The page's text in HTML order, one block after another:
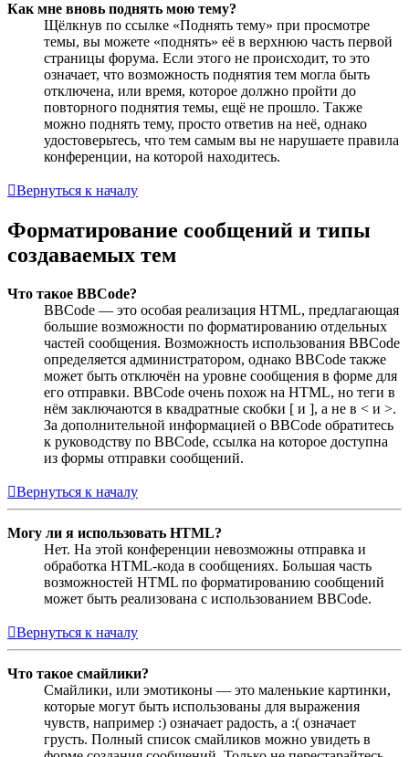
Как мне вновь поднять мою тему?
Щёлкнув по ссылке «Поднять тему» при просмотре
темы, вы можете «поднять» её в верхнюю часть первой
страницы форума. Если этого не происходит, то это
означает, что возможность поднятия тем могла быть
отключена, или время, которое должно пройти до
повторного поднятия темы, ещё не прошло. Также
можно поднять тему, просто ответив на неё, однако
удостоверьтесь, что тем самым вы не нарушаете правила
конференции, на которой находитесь.
Вернуться к началу
Форматирование сообщений и типы
создаваемых тем
Что такое BBCode?
BBCode — это особая реализация HTML, предлагающая
большие возможности по форматированию отдельных
частей сообщения. Возможность использования BBCode
определяется администратором, однако BBCode также
может быть отключён на уровне сообщения в форме для
его отправки. BBCode очень похож на HTML, но теги в
нём заключаются в квадратные скобки [ и ], а не в < и >.
За дополнительной информацией о BBCode обратитесь
к руководству по BBCode, ссылка на которое доступна
из формы отправки сообщений.
Вернуться к началу
Могу ли я использовать HTML?
Нет. На этой конференции невозможны отправка и
обработка HTML-кода в сообщениях. Большая часть
возможностей HTML по форматированию сообщений
может быть реализована с использованием BBCode.
Вернуться к началу
Что такое смайлики?
Смайлики, или эмотиконы — это маленькие картинки,
которые могут быть использованы для выражения
чувств, например :) означает радость, а :( означает
грусть. Полный список смайликов можно увидеть в